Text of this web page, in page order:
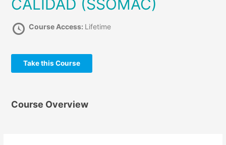
CALIDAD (SSOMAC)
Course Access: Lifetime
Take this Course
Course Overview